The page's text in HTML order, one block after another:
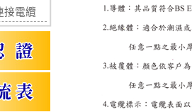
接電纜